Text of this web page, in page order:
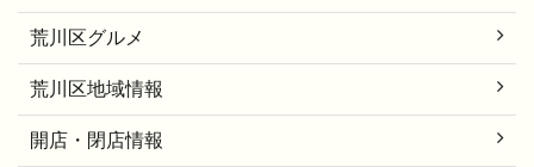
荒川区グルメ
荒川区地域情報
開店・閉店情報